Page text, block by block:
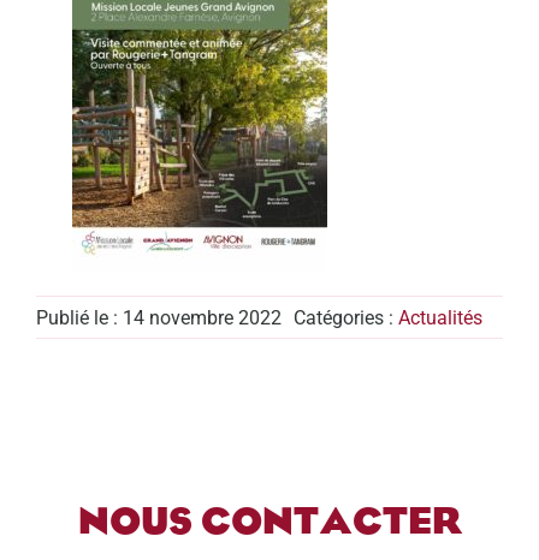
Publié le : 14 novembre 2022 Catégories : Actualités
NOUS CONTACTER